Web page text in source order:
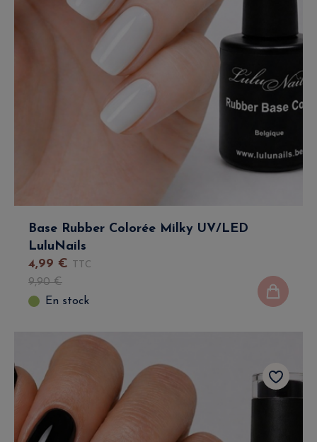
Base Rubber Colorée Milky UV/LED
LuluNails
4,99 € TTC
9,90€
En stock